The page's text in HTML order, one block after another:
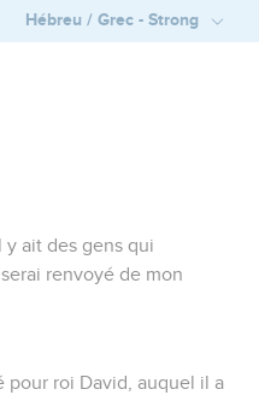
Hébreu / Grec - Strong
ait des gens qui
renvoyé de mon
pour roi David, auquel il a